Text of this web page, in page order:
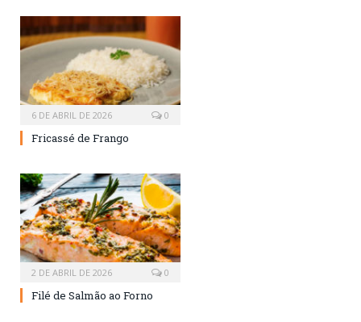
6 DE ABRIL DE 2026 0
Fricassé de Frango
2 DE ABRIL DE 2026 0
Filé de Salmão ao Forno